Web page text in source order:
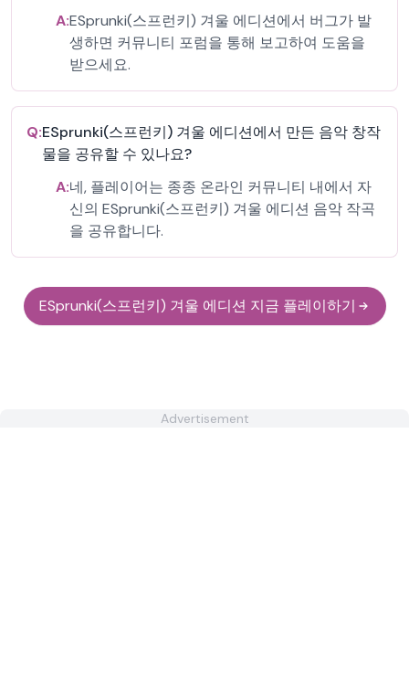
A:ESprunki(스프런키) 겨울 에디션에서 버그가 발
생하면 커뮤니티 포럼을 통해 보고하여 도움을
받으세요.
Q:ESprunki(스프런키) 겨울 에디션에서 만든 음악 창작
물을 공유할 수 있나요?
A:네, 플레이어는 종종 온라인 커뮤니티 내에서 자
신의 ESprunki(스프런키) 겨울 에디션 음악 작곡
을 공유합니다.
ESprunki(스프런키) 겨울 에디션 지금 플레이하기
Advertisement